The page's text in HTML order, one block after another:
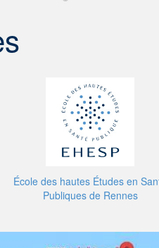
École des hautes Études en
Publiques de Rennes